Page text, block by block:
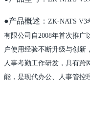
●产品概述： ZK-NATS V3
有限公司自2008年首次推广
户使用经验不断升级与创新
人事考勤工作研发，具有跨
能，是现代办公、人事管控